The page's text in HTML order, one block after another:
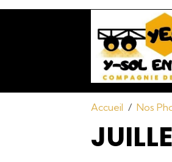
Accueil Nos